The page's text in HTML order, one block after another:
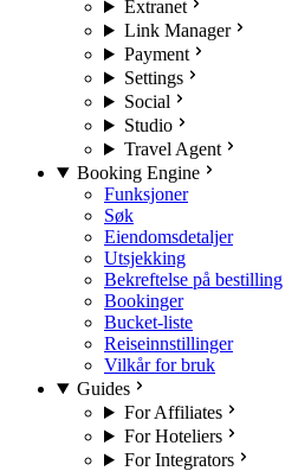
Extranet
Link Manager
Payment
Settings
Social
Studio
Travel Agent
Booking Engine
Funksjoner
Søk
Eiendomsdetaljer
Utsjekking
Bekreftelse på bestilling
Bookinger
Bucket-liste
Reiseinnstillinger
Vilkår for bruk
Guides
For Affiliates
For Hoteliers
For Integrators